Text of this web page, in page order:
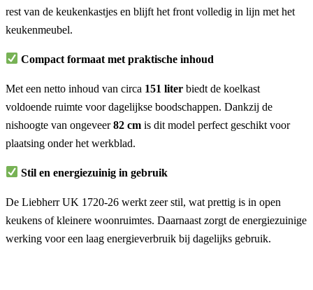
rest van de keukenkastjes en blijft het front volledig in lijn met het
keukenmeubel.
Compact formaat met praktische inhoud
Met een netto inhoud van circa 151 liter biedt de koelkast
voldoende ruimte voor dagelijkse boodschappen. Dankzij de
nishoogte van ongeveer82 cm is dit model perfect geschikt voor
plaatsing onder het werkblad.
Stil en energiezuinig in gebruik
De Liebherr UK 1720-26 werkt zeer stil, wat prettig is in open
keukens of kleinere woonruimtes. Daarnaast zorgt de energiezuinige
werking voor een laag energieverbruik bij dagelijks gebruik.